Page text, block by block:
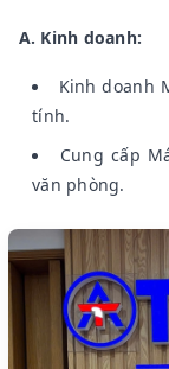
A. Kinh doanh:
Kinh doanh
tính.
Cung cấp
văn phòng.